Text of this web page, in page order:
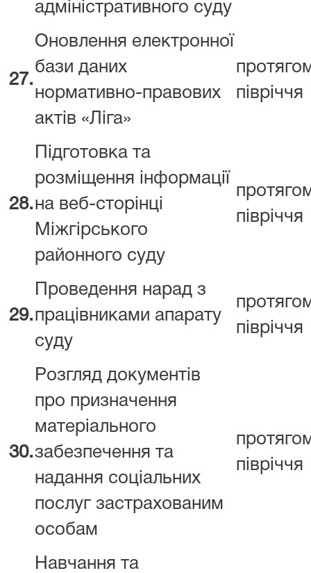
адміністративного суду
27.
Оновлення електронної
бази даних
нормативно-правових
актів «Ліга»
півріччя
28.
Підготовка та
розміщення інформації
на веб-сторінці
Міжгірського
районного суду
півріччя
29.
Проведення нарад з
працівниками апарату
суду
півріччя
30.
Розгляд документів
про призначення
матеріального
забезпечення та
надання соціальних
послуг застрахованим
особам
півріччя
Навчання та